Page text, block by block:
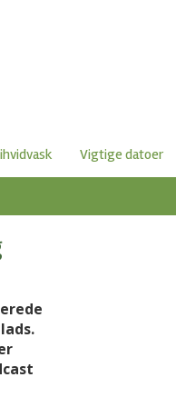
Vigtige datoer